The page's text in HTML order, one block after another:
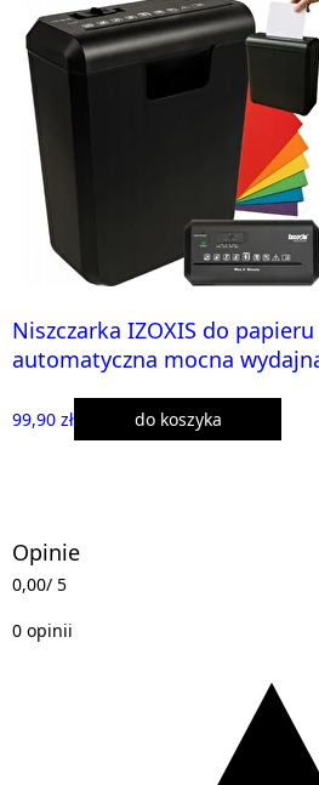
Niszczarka IZOXIS do
automatyczna mocna
99,90 zł do koszyka
Opinie
0,00/ 5
0 opinii